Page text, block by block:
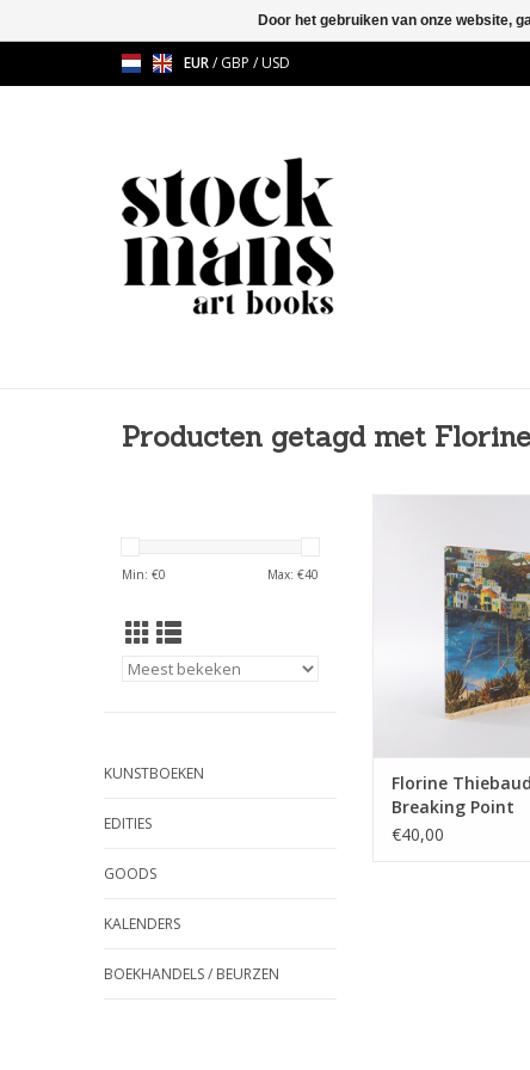
EUR/GBP /USD
Producten getagd met
Min: €0 Max: €40
KUNSTBOEKEN
EDITIES
GOODS
KALENDERS
BOEKHANDELS / BEURZEN
"Breaking Point" is
waiting for their
TOEVOEGEN AAN
Florine
Breaking Point
€40,00
Door het gebruiken van onze website,